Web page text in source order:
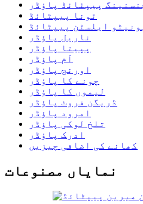
پیپٹائڈ پاؤڈر
ٹونا پیپٹائڈ
ایلسٹن پیپٹائڈ
ناریل پاؤڈر
پپیتا پاؤڈر
آم پاؤڈر
اورنج پاؤڈر
چونے کا پاؤڈر
لیموں کا پاؤڈر
ڈریگن فروٹ پاؤڈر
امرود پاؤڈر
تلخ لوکی پاؤڈر
ادرک پاؤڈر
کھانے کی اضافی چیزیں
نمایاں مصنوعات